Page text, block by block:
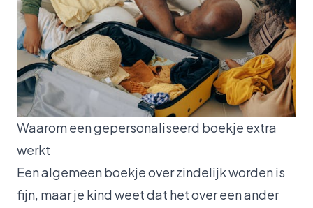
Waarom een gepersonaliseerd boekje extra
werkt
Een algemeen boekje over zindelijk worden is
fijn, maar je kind weet dat het over een ander